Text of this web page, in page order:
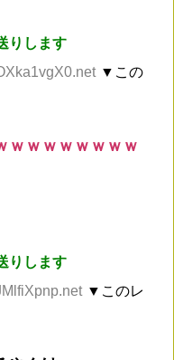
りします
▼この
ｗｗｗｗｗｗｗｗ
りします
▼このレ